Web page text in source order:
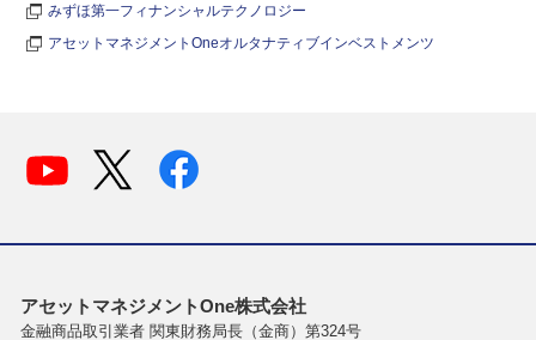
みずほ第一フィナンシャルテクノロジー
アセットマネジメントOneオルタナティブインベストメンツ
アセットマネジメントOne株式会社
金融商品取引業者 関東財務局長（金商）第324号